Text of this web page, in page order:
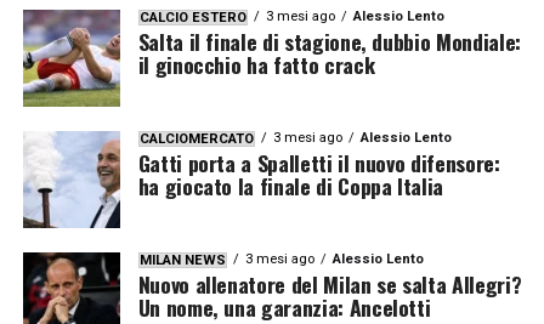
CALCIO ESTERO 3 mesi ago Alessio Lento
Salta il finale di stagione, dubbio Mondiale:
il ginocchio ha fatto crack
CALCIOMERCATO 3 mesi ago Alessio Lento
Gatti porta a Spalletti il nuovo difensore:
ha giocato la finale di Coppa Italia
MILAN NEWS 3 mesi ago Alessio Lento
Nuovo allenatore del Milan se salta Allegri?
Un nome, una garanzia: Ancelotti